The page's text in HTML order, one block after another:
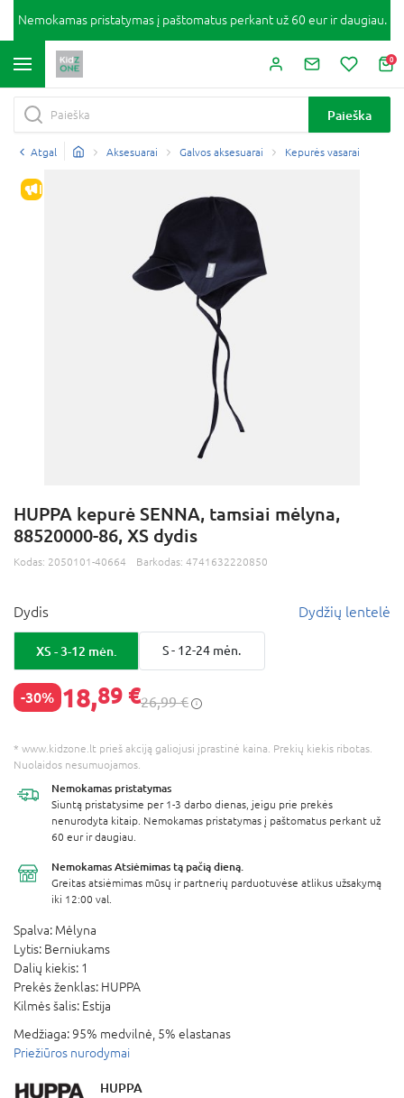
Nemokamas pristatymas į paštomatus perkant už 60 eur ir daugiau.
0
Paieška
Atgal Aksesuarai Galvos aksesuarai Kepurės vasarai
IŠPARDAVIMAS
HUPPA kepurė SENNA, tamsiai mėlyna,
88520000-86, XS dydis
Kodas: 2050101-40664 Barkodas: 4741632220850
Dydis Dydžių lentelė
XS - 3-12 mėn. S - 12-24 mėn.
-30% 18,89 €26,99 €
* www.kidzone.lt prieš akciją galiojusi įprastinė kaina. Prekių kiekis ribotas.
Nuolaidos nesumuojamos.
Nemokamas pristatymas
Siuntą pristatysime per 1-3 darbo dienas, jeigu prie prekės
nenurodyta kitaip. Nemokamas pristatymas į paštomatus perkant už
60 eur ir daugiau.
Nemokamas Atsiėmimas tą pačią dieną.
Greitas atsiėmimas mūsų ir partnerių parduotuvėse atlikus užsakymą
iki 12:00 val.
Spalva: Mėlyna
Lytis: Berniukams
Dalių kiekis: 1
Prekės ženklas: HUPPA
Kilmės šalis: Estija
Medžiaga: 95% medvilnė, 5% elastanas
Priežiūros nurodymai
HUPPA